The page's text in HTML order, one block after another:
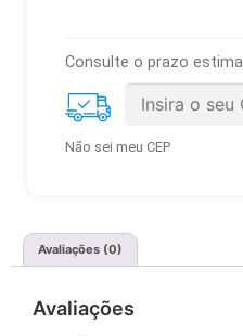
Consulte o prazo
Não sei meu CEP
Avaliações (0)
Avaliações